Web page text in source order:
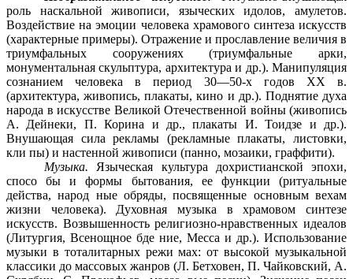
роль наскальной живописи, языческих идолов, амулетов.
Воздействие на эмоции человека храмового синтеза искусств
(характерные примеры). Отражение и прославление величия в
триумфальных сооружениях (триумфальные арки,
монументальная скульптура, архитектура и др.). Манипуляция
сознанием человека в период 30—50-х годов XX в.
(архитектура, живопись, плакаты, кино и др.). Поднятие духа
народа в искусстве Великой Отечественной войны (живопись
А. Дейнеки, П. Корина и др., плакаты И. Тоидзе и др.).
Внушающая сила рекламы (рекламные плакаты, листовки,
кли пы) и настенной живописи (панно, мозаики, граффити).
Музыка.Языческая культура дохристианской эпохи,
спосо бы и формы бытования, ее функции (ритуальные
действа, народ ные обряды, посвященные основным вехам
жизни человека). Духовная музыка в храмовом синтезе
искусств. Возвышенность религиозно-нравственных идеалов
(Литургия, Всенощное бде ние, Месса и др.). Использование
музыки в тоталитарных режи мах: от высокой музыкальной
классики до массовых жанров (Л. Бетховен, П. Чайковский, А.